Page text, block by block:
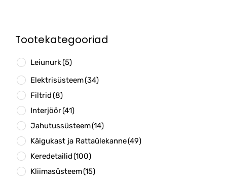
Tootekategooriad
Leiunurk(5)
Elektrisüsteem(34)
Filtrid(8)
Interjöör(41)
Jahutussüsteem(14)
Käigukast ja Rattaülekanne(49)
Keredetailid(100)
Kliimasüsteem(15)